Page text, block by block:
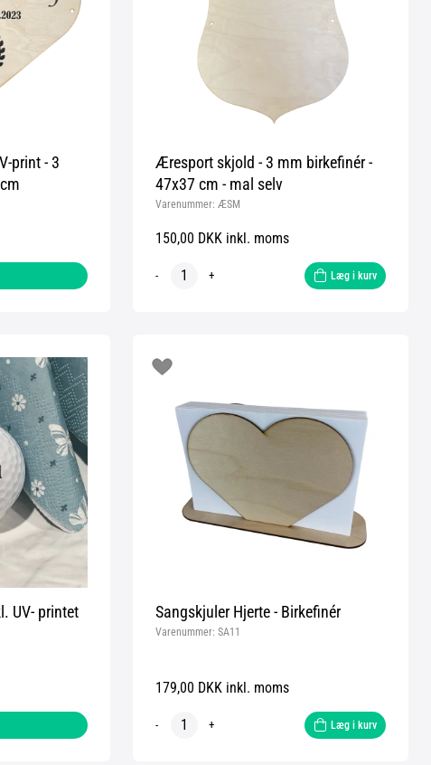
print - 3
Æresport skjold - 3 mm birkefinér -
47x37 cm - mal selv
Varenummer:ÆSM
150,00 DKK inkl. moms
- + Læg i kurv
UV- printet
Sangskjuler Hjerte - Birkefinér
Varenummer:SA11
179,00 DKK inkl. moms
- + Læg i kurv